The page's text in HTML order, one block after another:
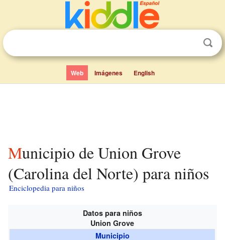
Web Imágenes English
Municipio de Union Grove
(Carolina del Norte) para niños
Enciclopedia para niños
Datos para niños
Union Grove
Municipio